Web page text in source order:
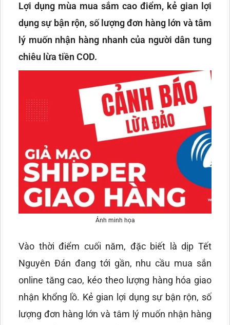
Lợi dụng mùa mua sắm cao điểm, kẻ gian lợi
dụng sự bận rộn, số lượng đơn hàng lớn và tâm
lý muốn nhận hàng nhanh của người dân tung
chiêu lừa tiền COD.
Ảnh minh họa
Vào thời điểm cuối năm, đặc biết là dịp Tết
Nguyên Đán đang tới gần, nhu cầu mua sắn
online tăng cao, kéo theo lượng hàng hóa giao
nhận khổng lồ. Kẻ gian lợi dụng sự bận rộn, số
lượng đơn hàng lớn và tâm lý muốn nhận hàng